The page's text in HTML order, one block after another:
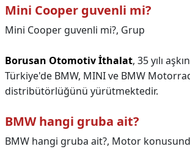
Mini Cooper guvenli mi?
Mini Cooper guvenli mi?, Grup
Borusan Otomotiv İthalat, 35 yılı
Türkiye'de BMW, MINI ve BMW
distribütörlüğünü yürütmektedir.
BMW hangi gruba ait?
BMW hangi gruba ait?, Motor